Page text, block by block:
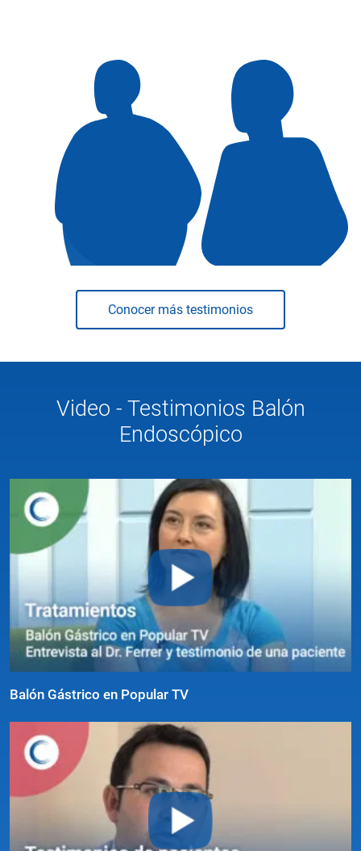
Conocer más testimonios
Video - Testimonios Balón
Endoscópico
Balón Gástrico en Popular TV